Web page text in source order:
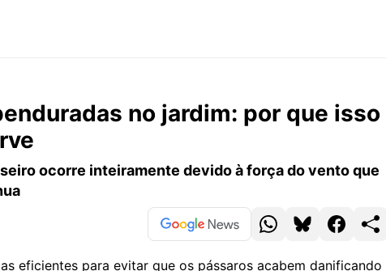
no jardim: por que isso
ocorre inteiramente devido à força do vento que
eficientes para evitar que os pássaros acabem danificando